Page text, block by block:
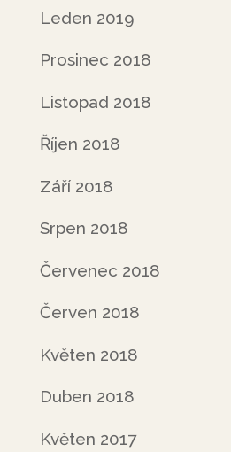
Leden 2019
Prosinec 2018
Listopad 2018
Říjen 2018
Září 2018
Srpen 2018
Červenec 2018
Červen 2018
Květen 2018
Duben 2018
Květen 2017